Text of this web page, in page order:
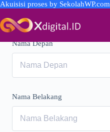
Akuisisi proses by SekolahWP.com
Nama Depan
Nama Belakang